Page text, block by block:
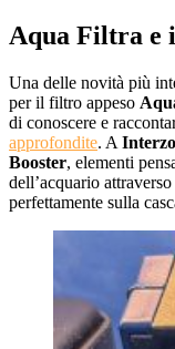
Aqua Filtra e
Una delle novità più
per il filtro appeso
di conoscere e
approfondite. A
Booster, elementi
dell’acquario
perfettamente sulla